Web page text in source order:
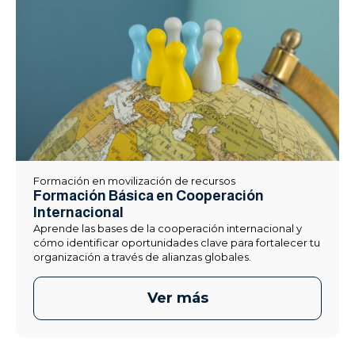
Formación en movilización de recursos
Formación Básica en Cooperación
Internacional
Aprende las bases de la cooperación internacional y
cómo identificar oportunidades clave para fortalecer tu
organización a través de alianzas globales.
Ver más